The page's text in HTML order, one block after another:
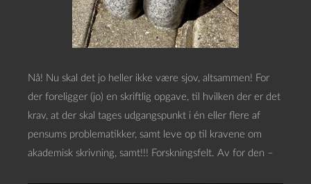
Nå! Nu skal det jo heller ikke være sjov, altsammen! For
der foreligger (jo) en skriftlig opgave, til hvilken der er det
krav, at der skal tages udgangspunkt i én eller flere af
pensums problematikker, samt leve op til kravene om
akademisk skrivning, samt!!! Forskningsfelt. Av for den –